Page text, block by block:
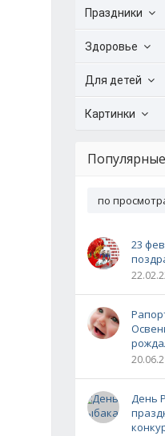
Праздники
Здоровье
Для детей
Картинки
по
23
День